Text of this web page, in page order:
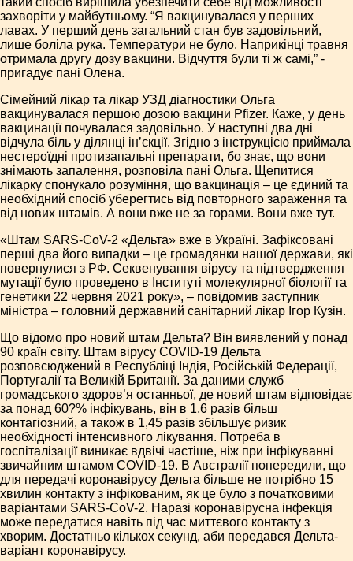
захворіти у майбутньому. “Я вакцинувалася у перших
лавах. У перший день загальний стан був задовільний,
лише боліла рука. Температури не було. Наприкінці травня
отримала другу дозу вакцини. Відчуття були ті ж самі,” -
пригадує пані Олена.
Сімейний лікар та лікар УЗД діагностики Ольга
вакцинувалася першою дозою вакцини Pfizer. Каже, у день
вакцинації почувалася задовільно. У наступні два дні
відчула біль у ділянці ін’єкції. Згідно з інструкцією приймала
нестероїдні протизапальні препарати, бо знає, що вони
знімають запалення, розповіла пані Ольга. Щепитися
лікарку спонукало розуміння, що вакцинація – це єдиний та
необхідний спосіб уберегтись від повторного зараження та
від нових штамів. А вони вже не за горами. Вони вже тут.
«Штам SARS-CoV-2 «Дельта» вже в Україні. Зафіксовані
перші два його випадки – це громадянки нашої держави, які
повернулися з РФ. Секвенування вірусу та підтвердження
мутації було проведено в Інституті молекулярної біології та
генетики 22 червня 2021 року», – повідомив заступник
міністра – головний державний санітарний лікар Ігор Кузін.
Що відомо про новий штам Дельта? Він виявлений у понад
90 країн світу. Штам вірусу COVID-19 Дельта
розповсюджений в Республіці Індія, Російській Федерації,
Португалії та Великій Британії. За даними служб
громадського здоров’я останньої, де новий штам відповідає
за понад 60?% інфікувань, він в 1,6 разів більш
контагіозний, а також в 1,45 разів збільшує ризик
необхідності інтенсивного лікування. Потреба в
госпіталізації виникає вдвічі частіше, ніж при інфікуванні
звичайним штамом COVID-19. В Австралії попередили, що
для передачі коронавірусу Дельта більше не потрібно 15
хвилин контакту з інфікованим, як це було з початковими
варіантами SARS-CoV-2. Наразі коронавірусна інфекція
може передатися навіть під час миттєвого контакту з
хворим. Достатньо кількох секунд, аби передався Дельта-
варіант коронавірусу.